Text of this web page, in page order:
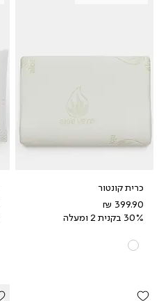
כרית קונטור
מחיר
30% בקנית 2 ומעלה